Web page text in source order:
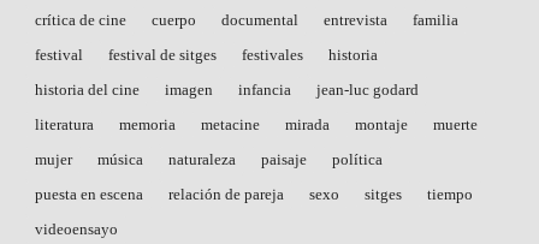
crítica de cine
cuerpo documental entrevista
familia
festival
festival de sitges festivales
historia
historia del cine
imagen infancia
jean-luc godard
literatura
memoria metacine mirada montaje
muerte
mujer
música naturaleza paisaje
política
puesta en escena
relación de pareja sexo sitges
tiempo
videoensayo